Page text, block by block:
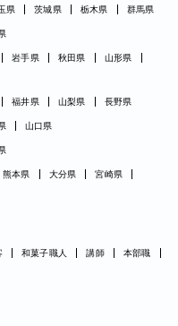
県 茨城県 栃木県 群馬県
岩手県 秋田県
山形県
福井県 山梨県 長野県
山口県
熊本県 大分県
宮崎県
和菓子職人 講師
本部職